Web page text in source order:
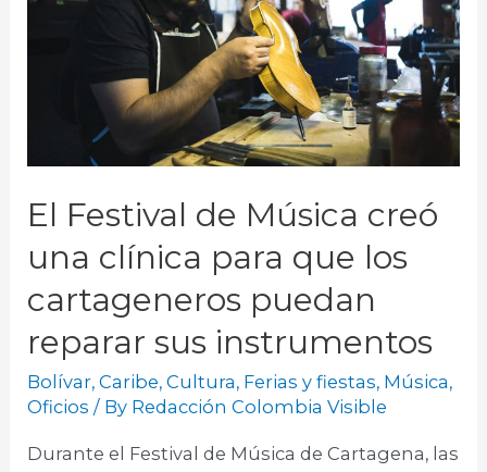
El Festival de Música creó
una clínica para que los
cartageneros puedan
reparar sus instrumentos
Bolívar,Caribe,Cultura, Ferias y fiestas, Música,
Oficios / By Redacción Colombia Visible
Durante el Festival de Música de Cartagena, las